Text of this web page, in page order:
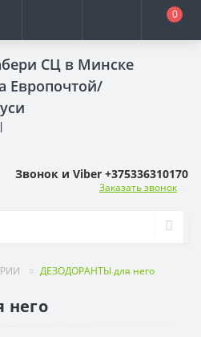
СЦ в Минске
Европочтой/
0
Звонок и Viber +375336310170
Заказать звонок
ДЕЗОДОРАНТЫ для него
него